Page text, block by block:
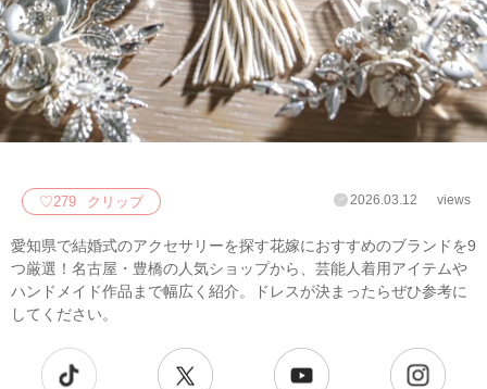
♡279 クリップ 2026.03.12 views
愛知県で結婚式のアクセサリーを探す花嫁におすすめのブランドを9
つ厳選！名古屋・豊橋の人気ショップから、芸能人着用アイテムや
ハンドメイド作品まで幅広く紹介。ドレスが決まったらぜひ参考に
してください。